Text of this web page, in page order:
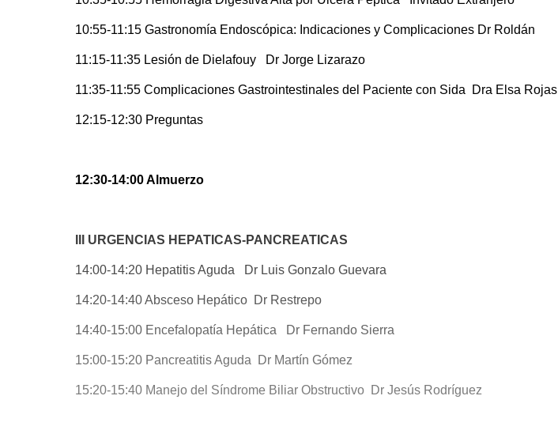
10:55-11:15 Gastronomía Endoscópica: Indicaciones y Complicaciones Dr Roldán
11:15-11:35 Lesión de Dielafouy Dr Jorge Lizarazo
11:35-11:55 Complicaciones Gastrointestinales del Paciente con Sida Dra Elsa Rojas
12:15-12:30 Preguntas
12:30-14:00 Almuerzo
III URGENCIAS HEPATICAS-PANCREATICAS
14:00-14:20 Hepatitis Aguda Dr Luis Gonzalo Guevara
14:20-14:40 Absceso Hepático Dr Restrepo
14:40-15:00 Encefalopatía Hepática Dr Fernando Sierra
15:00-15:20 Pancreatitis Aguda Dr Martín Gómez
15:20-15:40 Manejo del Síndrome Biliar Obstructivo Dr Jesús Rodríguez